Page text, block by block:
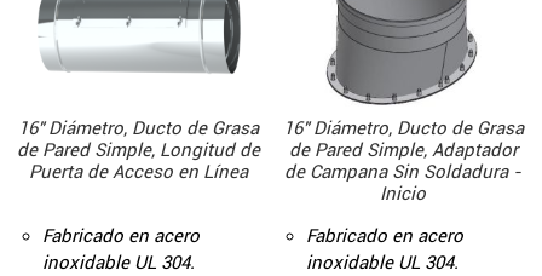
16" Diámetro, Ducto de Grasa
de Pared Simple, Longitud de
Puerta de Acceso en Línea
Fabricado en acero
inoxidable UL 304.
16" Diámetro, Ducto de Grasa
de Pared Simple, Adaptador
de Campana Sin Soldadura -
Inicio
Fabricado en acero
inoxidable UL 304.